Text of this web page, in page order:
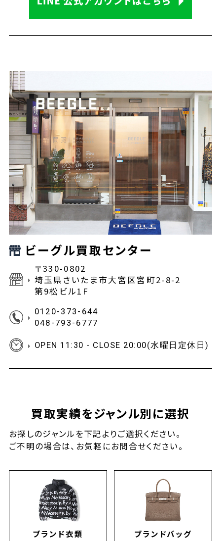
ビーグル買取センター
〒330-0802
埼玉県さいたま市大宮区宮町2-8-2
第9松ビル1F
0120-373-644
048-793-6777
OPEN 11:30 - CLOSE 20:00(水曜日定休日)
買取実績をジャンル別に選択
お探しのジャンルを下記よりご選択ください。
ご不明の場合は、お気軽にお問合せください。
ブランド衣類 ブランドバッグ